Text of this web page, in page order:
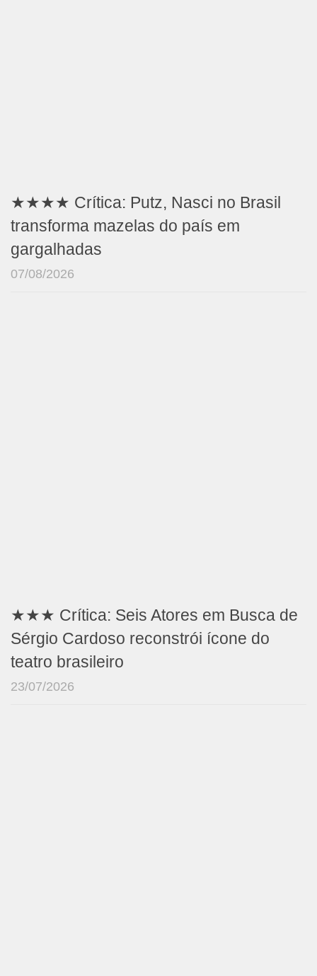
★★★★ Crítica: Putz, Nasci no Brasil
transforma mazelas do país em
gargalhadas
07/08/2026
★★★ Crítica: Seis Atores em Busca de
Sérgio Cardoso reconstrói ícone do
teatro brasileiro
23/07/2026